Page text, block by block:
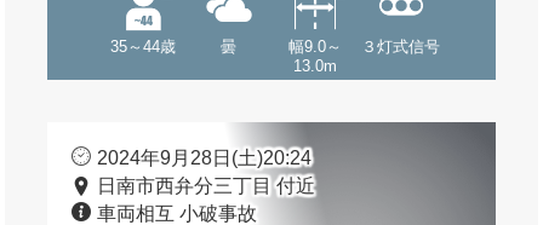
35～44歳 曇
幅9.0～
13.0m
３灯式信号
2024年9月28日(土)20:24
日南市西弁分三丁目 付近
車両相互 小破事故